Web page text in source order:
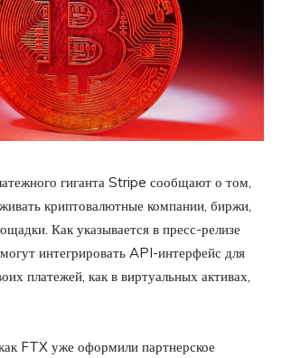
гиганта Stripe сообщают о том,
криптовалютные компании, биржи,
Как указывается в пресс-релизе
интегрировать API-интерфейс для
платежей, как в виртуальных активах,
FTX уже оформили партнерское